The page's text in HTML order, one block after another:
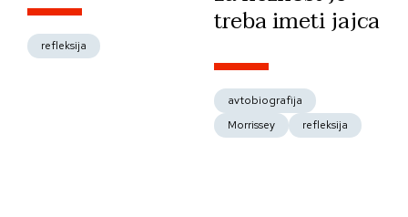
refleksija
treba imeti jajca
avtobiografija
Morrissey
refleksija